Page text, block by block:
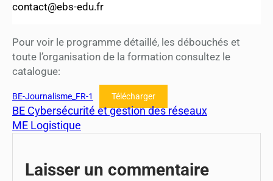
contact@ebs-edu.fr
Pour voir le programme détaillé, les débouchés et
toute l’organisation de la formation consultez le
catalogue:
BE-Journalisme_FR-1 Télécharger
BE Cybersécurité et gestion des réseaux
ME Logistique
Laisser un commentaire